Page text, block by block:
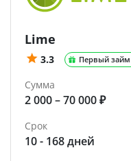
Lime
3.3 Первый займ
Сумма
2 000 – 70 000 ₽
Срок
10 - 168 дней